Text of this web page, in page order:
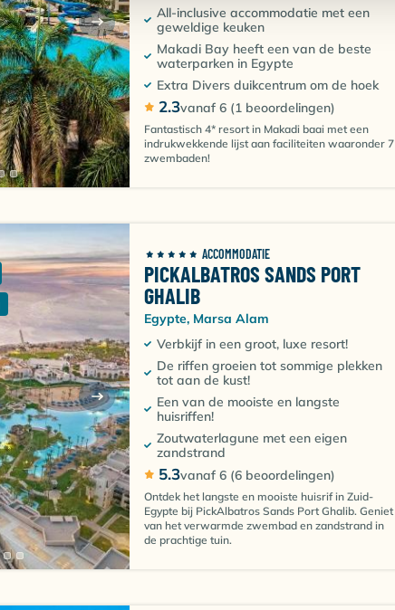
All-inclusive accommodatie met een
geweldige keuken
Makadi Bay heeft een van de beste
waterparken in Egypte
Extra Divers duikcentrum om de hoek
2.3vanaf 6 (1 beoordelingen)
Fantastisch 4* resort in Makadi baai met een
indrukwekkende lijst aan faciliteiten waaronder 7
zwembaden!
ACCOMMODATIE
PICKALBATROS SANDS PORT
GHALIB
Egypte, Marsa Alam
Verbkijf in een groot, luxe resort!
De riffen groeien tot sommige plekken
tot aan de kust!
Een van de mooiste en langste
huisriffen!
Zoutwaterlagune met een eigen
zandstrand
5.3vanaf 6 (6 beoordelingen)
Ontdek het langste en mooiste huisrif in Zuid-
Egypte bij PickAlbatros Sands Port Ghalib. Geniet
van het verwarmde zwembad en zandstrand in
de prachtige tuin.